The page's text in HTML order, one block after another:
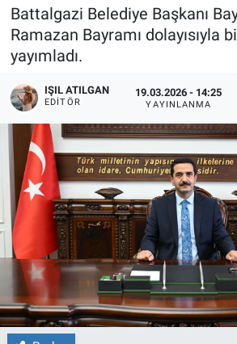
Battalgazi Belediye Başkanı
Ramazan Bayramı dolayısıyla
yayımladı.
IŞIL ATILGAN
EDITÖR
19.03.2026 - 14:25
YAYINLANMA